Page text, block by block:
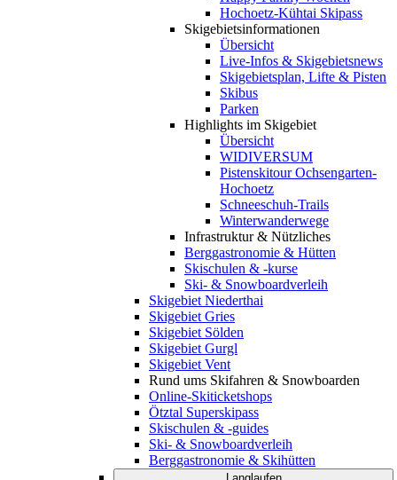
Hochoetz-Kühtai Skipass
Skigebietsinformationen
Übersicht
Live-Infos & Skigebietsnews
Skigebietsplan, Lifte & Pisten
Skibus
Parken
Highlights im Skigebiet
Übersicht
WIDIVERSUM
Pistenskitour Ochsengarten-
Hochoetz
Schneeschuh-Trails
Winterwanderwege
Infrastruktur & Nützliches
Berggastronomie & Hütten
Skischulen & -kurse
Ski- & Snowboardverleih
Skigebiet Niederthai
Skigebiet Gries
Skigebiet Sölden
Skigebiet Gurgl
Skigebiet Vent
Rund ums Skifahren & Snowboarden
Online-Skiticketshops
Ötztal Superskipass
Skischulen & -guides
Ski- & Snowboardverleih
Berggastronomie & Skihütten